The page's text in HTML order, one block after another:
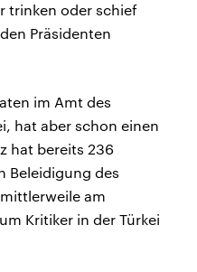
trinken oder schief
Präsidenten
im Amt des
hat aber schon einen
hat bereits 236
Beleidigung des
am
Kritiker in der Türkei